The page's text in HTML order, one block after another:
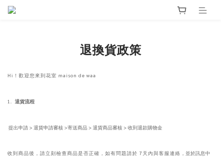
退換貨政策
Hi ！歡迎您來到花室 maison de waa
1. 退貨流程
提出申請 > 退貨申請審核 >寄送商品 > 退貨商品審核 > 收到退款購物金
收到商品後，請立刻檢查商品是否正確，如有問題請於 7 天內與客服連絡 ，並於訊息中